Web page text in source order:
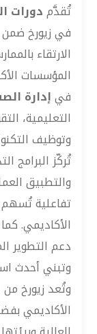
تُقدَّمدورات
في زيورخ ضمن
الارتقاء
المؤسسات
فيإدارة
التعليمية،
وتوظيف
تُركّز البرامج
والتطبيق
تفاعلية
الأكاديمي.
دعم التطوير
وتبني أحدث
وتُعد زيورخ من
الأكاديمي